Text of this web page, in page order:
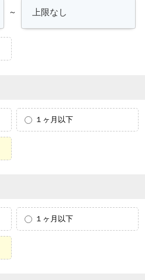
～
１ヶ月以下
１ヶ月以下